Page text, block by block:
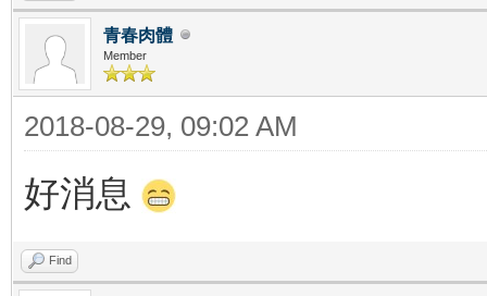
青春肉體
Member
2018-08-29, 09:02 AM
好消息
Find